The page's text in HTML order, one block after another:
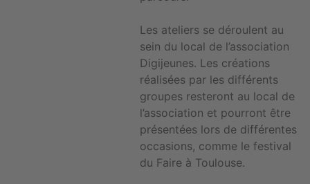
Les ateliers se déroulent au
sein du local de l’association
Digijeunes. Les créations
réalisées par les différents
groupes resteront au local de
l’association et pourront être
présentées lors de différentes
occasions, comme le festival
du Faire à Toulouse.